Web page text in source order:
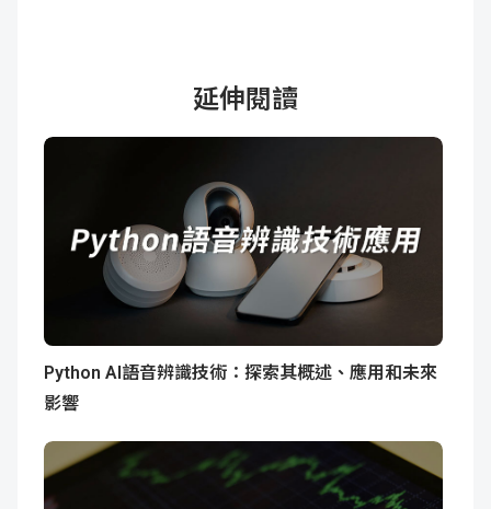
延伸閱讀
Python AI語音辨識技術：探索其概述、應用和未來
影響